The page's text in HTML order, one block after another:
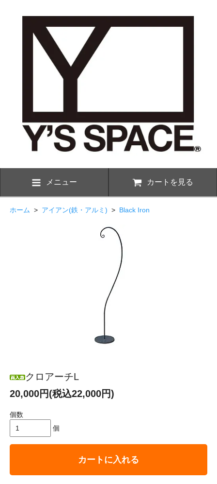
メニュー カートを見る
ホーム > アイアン(鉄・アルミ) > Black Iron
クロアーチL
20,000円(税込22,000円)
個数
個
カートに入れる